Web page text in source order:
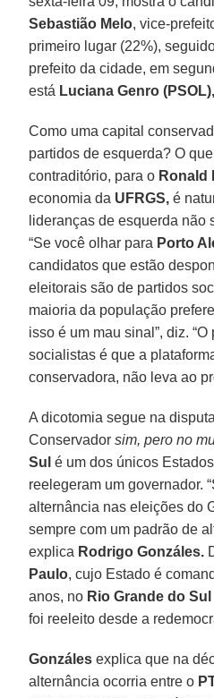
Sebastião Melo, vice-
primeiro lugar (22%),
prefeito da cidade, em
está Luciana Genro (PSOL),
Como uma capital
partidos de esquerda? O
contraditório, para o Ronald
economia da UFRGS, é
lideranças de esquerda não
“Se você olhar para Porto
candidatos que estão
eleitorais são de partidos
maioria da população
isso é um mau sinal”, diz.
socialistas é que a
conservadora, não leva ao
A dicotomia segue na
Conservadorsim, pero no
Sul é um dos únicos
reelegeram um governador.
alternância nas eleições do
sempre com um padrão de
explica Rodrigo Gonzáles.
Paulo, cujo Estado é
anos, no Rio Grande do Sul
foi reeleito desde a
Gonzáles explica que na
alternância ocorria entre o